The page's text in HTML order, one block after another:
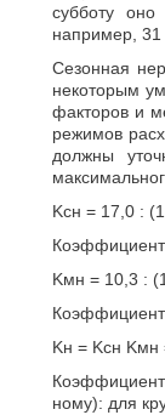
субботу
например, 31
Сезонная
некоторым
факторов и
режимов
должны
Kсн = 17,0 :
Коэффициент
Kмн = 10,3 :
Коэффициент
Kн = Kсн
ному): для